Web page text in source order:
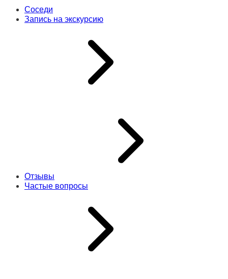
Соседи
Запись на экскурсию
Отзывы
Частые вопросы